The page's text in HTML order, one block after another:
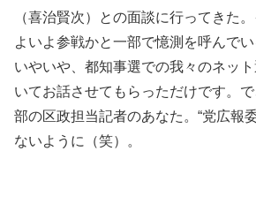
（喜治賢次）との面談に行ってきた
よいよ参戦かと一部で憶測を呼んでい
いやいや、都知事選での我々のネッ
いてお話させてもらっただけです。
部の区政担当記者のあなた。“党広報
ないように（笑）。